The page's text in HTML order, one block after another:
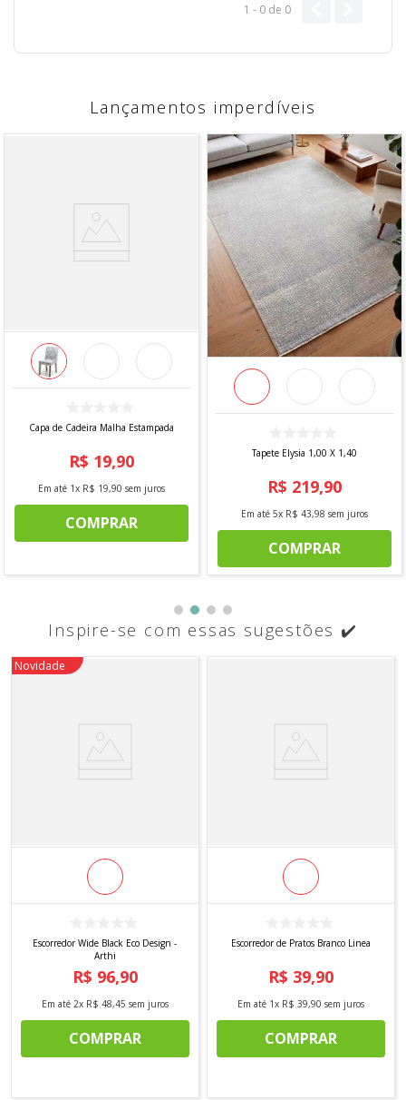
1 - 0 de 0
Lançamentos imperdíveis
Capa de Cadeira Malha Estampada
R$ 19,90
Em até 1x R$ 19,90 sem juros
COMPRAR
Tapete Elysia 1,00 X 1,40
R$ 219,90
Em até 5x R$ 43,98 sem juros
COMPRAR
Inspire-se com essas sugestões ✔️
Novidade
Escorredor Wide Black Eco Design -
Arthi
R$ 96,90
Em até 2x R$ 48,45 sem juros
COMPRAR
Escorredor de Pratos Branco Linea
R$ 39,90
Em até 1x R$ 39,90 sem juros
COMPRAR